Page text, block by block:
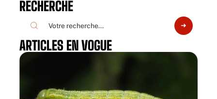
RECHERCHE
ARTICLES EN VOGUE